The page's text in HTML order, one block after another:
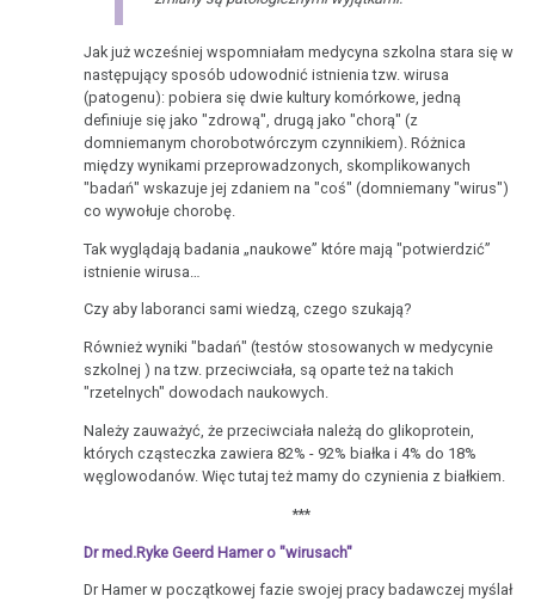
Jak już wcześniej wspomniałam medycyna szkolna stara się w
następujący sposób udowodnić istnienia tzw. wirusa
(patogenu): pobiera się dwie kultury komórkowe, jedną
definiuje się jako "zdrową", drugą jako "chorą" (z
domniemanym chorobotwórczym czynnikiem). Różnica
między wynikami przeprowadzonych, skomplikowanych
"badań" wskazuje jej zdaniem na "coś" (domniemany "wirus")
co wywołuje chorobę.
Tak wyglądają badania „naukowe” które mają "potwierdzić”
istnienie wirusa…
Czy aby laboranci sami wiedzą, czego szukają?
Również wyniki "badań" (testów stosowanych w medycynie
szkolnej ) na tzw. przeciwciała, są oparte też na takich
"rzetelnych" dowodach naukowych.
Należy zauważyć, że przeciwciała należą do glikoprotein,
których cząsteczka zawiera 82% - 92% białka i 4% do 18%
węglowodanów. Więc tutaj też mamy do czynienia z białkiem.
***
Dr med.Ryke Geerd Hamer o "wirusach"
Dr Hamer w początkowej fazie swojej pracy badawczej myślał